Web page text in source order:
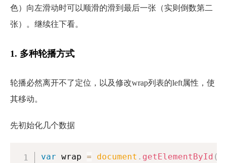
色）向左滑动时可以顺滑的滑到最后一张（实则倒数第二
张）。继续往下看。
1. 多种轮播方式
轮播必然离开不了定位，以及修改wrap列表的left属性，使
其移动。
先初始化几个数据
var wrap = document . getElementById (